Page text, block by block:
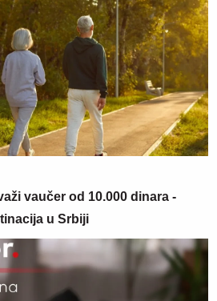
vaučer od 10.000 dinara -
u Srbiji